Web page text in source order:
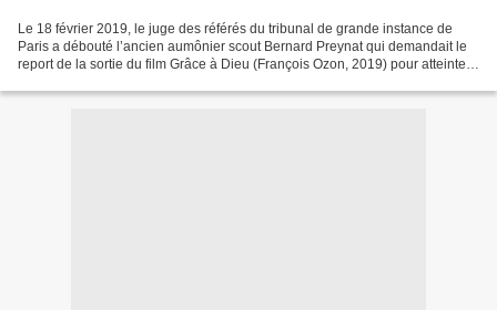
Le 18 février 2019, le juge des référés du tribunal de grande instance de
Paris a débouté l’ancien aumônier scout Bernard Preynat qui demandait le
report de la sortie du film Grâce à Dieu (François Ozon, 2019) pour atteinte à